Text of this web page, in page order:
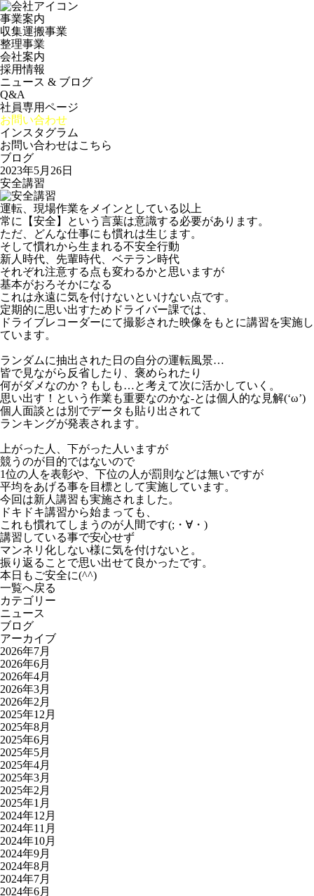
事業案内
収集運搬事業
整理事業
会社案内
採用情報
ニュース & ブログ
Q&A
社員専用ページ
お問い合わせ
インスタグラム
お問い合わせはこちら
ブログ
2023年5月26日
安全講習
運転、現場作業をメインとしている以上
常に【安全】という言葉は意識する必要があります。
ただ、どんな仕事にも慣れは生じます。
そして慣れから生まれる不安全行動
新人時代、先輩時代、ベテラン時代
それぞれ注意する点も変わるかと思いますが
基本がおろそかになる
これは永遠に気を付けないといけない点です。
定期的に思い出すためドライバー課では、
ドライブレコーダーにて撮影された映像をもとに講習を実施し
ています。
ランダムに抽出された日の自分の運転風景…
皆で見ながら反省したり、褒められたり
何がダメなのか？もしも…と考えて次に活かしていく。
思い出す！という作業も重要なのかな-とは個人的な見解(‘ω’)
個人面談とは別でデータも貼り出されて
ランキングが発表されます。
上がった人、下がった人いますが
競うのが目的ではないので
1位の人を表彰や、下位の人が罰則などは無いですが
平均をあげる事を目標として実施しています。
今回は新人講習も実施されました。
ドキドキ講習から始まっても、
これも慣れてしまうのが人間です(;・∀・)
講習している事で安心せず
マンネリ化しない様に気を付けないと。
振り返ることで思い出せて良かったです。
本日もご安全に(^^)
一覧へ戻る
カテゴリー
ニュース
ブログ
アーカイブ
2026年7月
2026年6月
2026年4月
2026年3月
2026年2月
2025年12月
2025年8月
2025年6月
2025年5月
2025年4月
2025年3月
2025年2月
2025年1月
2024年12月
2024年11月
2024年10月
2024年9月
2024年8月
2024年7月
2024年6月